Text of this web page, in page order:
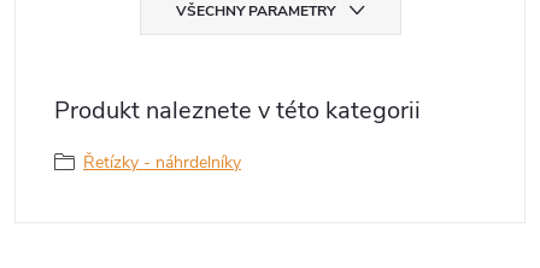
VŠECHNY PARAMETRY
Produkt naleznete v této kategorii
Řetízky - náhrdelníky